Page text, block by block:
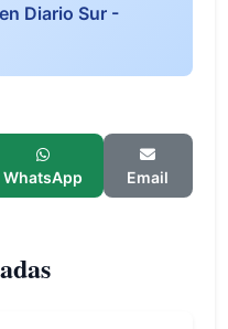
Diario Sur -
WhatsApp Email